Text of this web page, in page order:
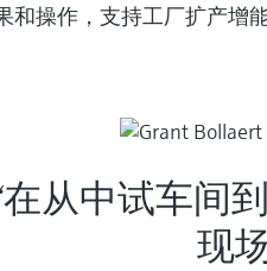
和操作，支持工厂扩产增
在从中试车间
现